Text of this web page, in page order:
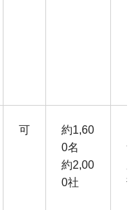
可
約1,60
0名
約2,00
0社